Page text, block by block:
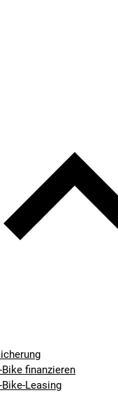
Bike finanzieren
Bike-Leasing